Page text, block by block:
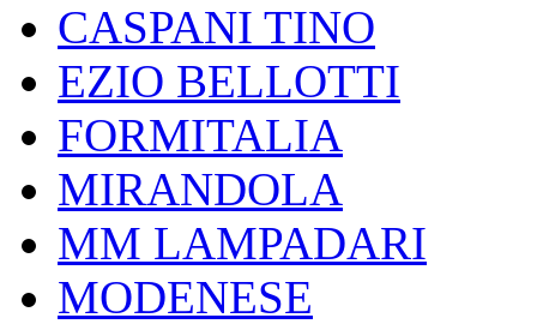
CASPANI TINO
EZIO BELLOTTI
FORMITALIA
MIRANDOLA
MM LAMPADARI
MODENESE